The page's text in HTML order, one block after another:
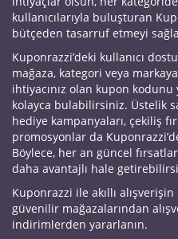
kullanıcılarıyla buluşturan
bütçeden tasarruf etmeyi
Kuponrazzi’deki kullanıcı
mağaza, kategori veya
ihtiyacınız olan kupon
kolayca bulabilirsiniz. Üstelik
hediye kampanyaları, çekiliş
promosyonlar da
Böylece, her an güncel
daha avantajlı hale
Kuponrazzi ile akıllı
güvenilir mağazalarından
indirimlerden yararlanın.